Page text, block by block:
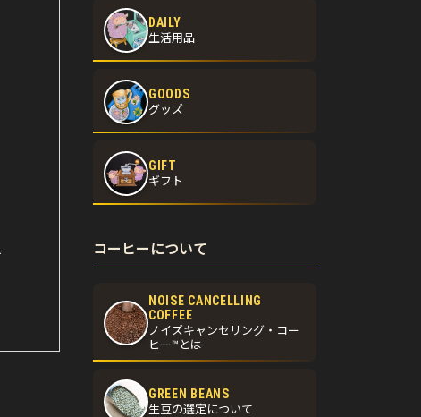
DAILY
生活用品
GOODS
グッズ
GIFT
ギフト
コーヒーについて
NOISE CANCELLING
COFFEE
ノイズキャンセリング・コー
ヒー™とは
GREEN BEANS
生豆の選定について